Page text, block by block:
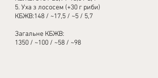
5. Уха з лососем (+30 г риби)
КБЖВ:148 / ~17,5 / ~5 / 5,7
Загальне КБЖВ:
1350 / ~100 / ~58 / ~98